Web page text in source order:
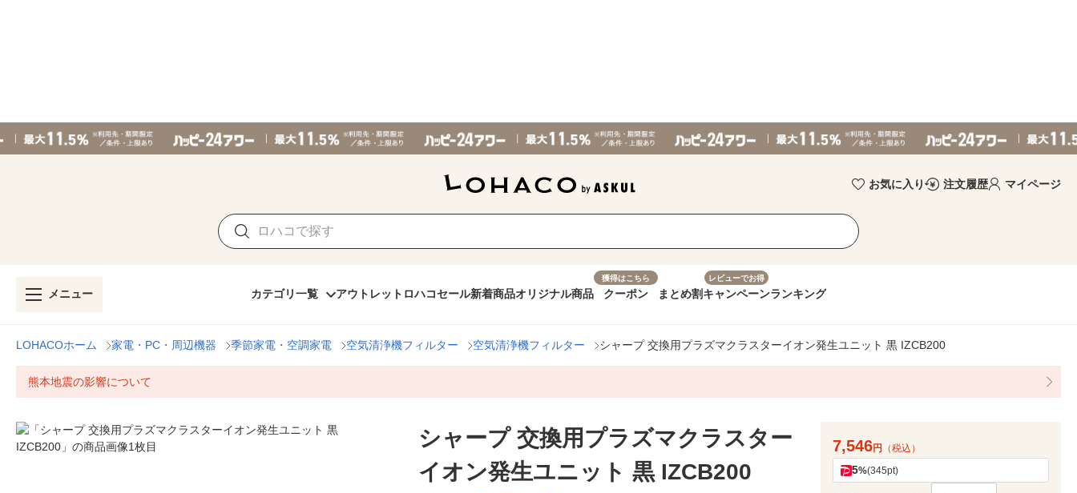
お気に入り 注文履歴 マイページ
メニュー カテゴリ一覧 アウトレット ロハコセール新着商品オリジナル商品
獲得はこちら
クーポン まとめ割
レビューでお得
キャンペーンランキング
LOHACOホーム 家電・PC・周辺機器 季節家電・空調家電 空気清浄機フィルター 空気清浄機フィルター シャープ 交換用プラズマクラスターイオン発生ユニット 黒 IZCB200
熊本地震の影響について
シャープ 交換用プラズマクラスター
イオン発生ユニット 黒 IZCB200
7,546円 （税込）
5%(345pt)